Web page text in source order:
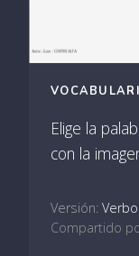
Elige la
con la
Versión: Verbo
Compartido